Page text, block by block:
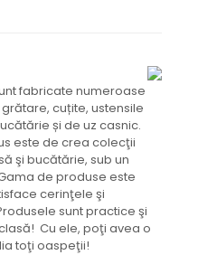
fabricate numeroase
cuțite, ustensile
și de uz casnic.
este de crea colecţii
şi bucătărie, sub un
de produse este
cerinţele şi
sunt practice şi
Cu ele, poţi avea o
toţi oaspeţii!